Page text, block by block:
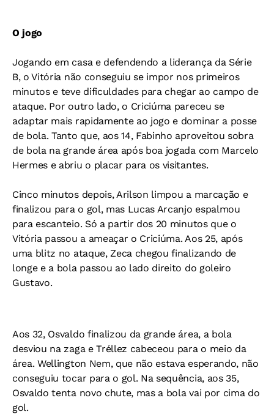
O jogo
Jogando em casa e defendendo a liderança da Série
B, o Vitória não conseguiu se impor nos primeiros
minutos e teve dificuldades para chegar ao campo de
ataque. Por outro lado, o Criciúma pareceu se
adaptar mais rapidamente ao jogo e dominar a posse
de bola. Tanto que, aos 14, Fabinho aproveitou sobra
de bola na grande área após boa jogada com Marcelo
Hermes e abriu o placar para os visitantes.
Cinco minutos depois, Arilson limpou a marcação e
finalizou para o gol, mas Lucas Arcanjo espalmou
para escanteio. Só a partir dos 20 minutos que o
Vitória passou a ameaçar o Criciúma. Aos 25, após
uma blitz no ataque, Zeca chegou finalizando de
longe e a bola passou ao lado direito do goleiro
Gustavo.
Aos 32, Osvaldo finalizou da grande área, a bola
desviou na zaga e Tréllez cabeceou para o meio da
área. Wellington Nem, que não estava esperando, não
conseguiu tocar para o gol. Na sequência, aos 35,
Osvaldo tenta novo chute, mas a bola vai por cima do
gol.